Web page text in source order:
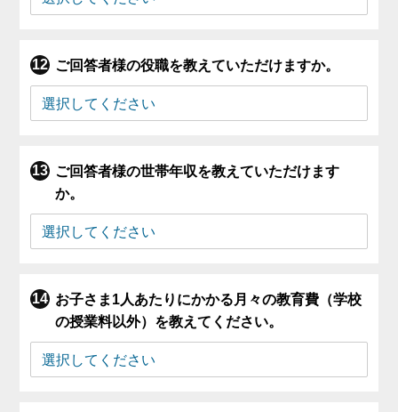
ご回答者様の役職を教えていただけますか。
ご回答者様の世帯年収を教えていただけます
か。
お子さま1人あたりにかかる月々の教育費（学校
の授業料以外）を教えてください。